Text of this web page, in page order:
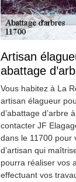
Artisan
abattage
Vous habitez à La
artisan élagueur
d’abattage d’arbre
contacter JF
dans le 11700 pour
d’artisan qui
pourra réaliser vos
effectuant vos